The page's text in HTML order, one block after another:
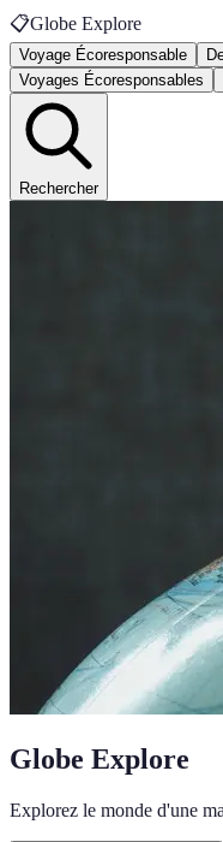
📋Globe Explore
Voyage Écoresponsable
Voyages Écoresponsables
Rechercher
Globe Explore
Explorez le monde d'une